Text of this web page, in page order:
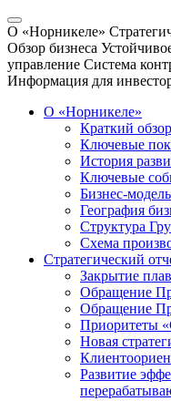
О «Норникеле»
Обзор бизнеса
управление Система
Информация для
О «Норникеле»
Краткий обзор
Ключевые
История
Ключевые
Бизнес-модель
География
Структура
Схема
Стратегический
Закрытие
Обращение
Обращение
Приоритеты
Новая
Развитие